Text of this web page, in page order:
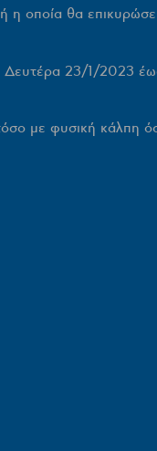
οποία θα
Δευτέρα 23/1/2023
με φυσική κάλπη